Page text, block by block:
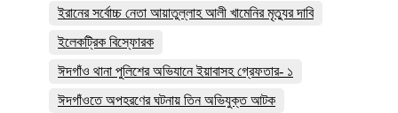
ইরানের সর্বোচ্চ নেতা আয়াতুল্লাহ আলী খামেনির মৃত্যুর দাবি
ইলেকট্রিক বিস্ফোরক
ঈদগাঁও থানা পুলিশের অভিযানে ইয়াবাসহ গ্রেফতার- ১
ঈদগাঁওতে অপহরণের ঘটনায় তিন অভিযুক্ত আটক